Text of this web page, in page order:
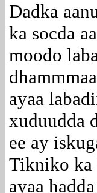
Dadka
ka socda
moodo
ayaa
xuduudda
ee ay
Tikniko ka
ayaa